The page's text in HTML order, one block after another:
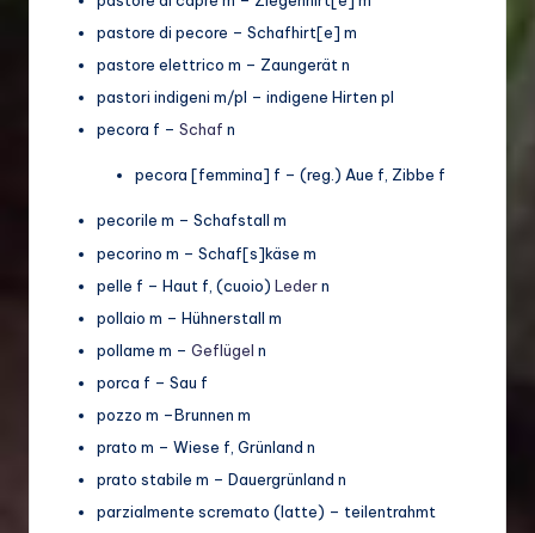
pastore di pecore – Schafhirt[e] m
pastore elettrico m – Zaungerät n
pastori indigeni m/pl – indigene Hirten pl
pecora f – Schaf n
pecora [femmina] f – (reg.) Aue f, Zibbe f
pecorile m – Schafstall m
pecorino m – Schaf[s]käse m
pelle f – Haut f, (cuoio) Ledern
pollaio m – Hühnerstall m
pollame m – Geflügel n
porca f – Sau f
pozzo m –Brunnen m
prato m – Wiese f, Grünland n
prato stabile m – Dauergrünland n
parzialmente scremato (latte) – teilentrahmt